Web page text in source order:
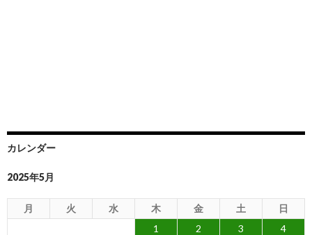
カレンダー
2025年5月
月 火 水 木 金 土
日
1
2 3
4